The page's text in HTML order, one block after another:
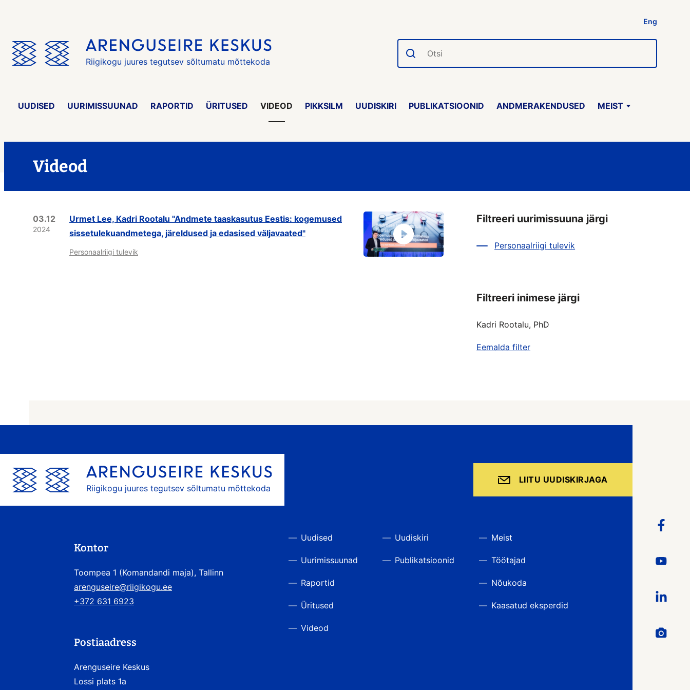
Eng
Riigikogu juures tegutsev sõltumatu mõttekoda
Otsi
UUDISED UURIMISSUUNAD RAPORTID ÜRITUSED VIDEOD PIKKSILM UUDISKIRI PUBLIKATSIOONID ANDMERAKENDUSED MEIST
Videod
03.12
2024
Urmet Lee, Kadri Rootalu "Andmete taaskasutus Eestis: kogemused
sissetulekuandmetega, järeldused ja edasised väljavaated"
Personaalriigi tulevik
Filtreeri uurimissuuna järgi
Personaalriigi tulevik
Filtreeri inimese järgi
Kadri Rootalu, PhD
Eemalda filter
Riigikogu juures tegutsev sõltumatu mõttekoda
LIITU UUDISKIRJAGA
Kontor
Toompea 1 (Komandandi maja), Tallinn
arenguseire@riigikogu.ee
+372 631 6923
Postiaadress
Arenguseire Keskus
Lossi plats 1a
Uudised
Uurimissuunad
Raportid
Üritused
Videod
Uudiskiri
Publikatsioonid
Meist
Töötajad
Nõukoda
Kaasatud eksperdid